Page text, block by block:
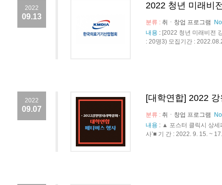
2022
09.13
2022 청년 미래비
분류 : 취ㆍ창업 프로그램
내용 : [2022 청년 미래비전
: 20명3) 모집기간 :
2022
09.07
[대학연합] 2022
분류 : 취ㆍ창업 프로그램
내용 : ▲ 포스터 클릭시 상세
사’■ 기 간 : 2022. 9. 15. ~